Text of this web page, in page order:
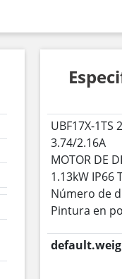
UBF17X-1TS
3.74/2.16A
MOTOR DE
1.13kW IP66
Número de
Pintura en